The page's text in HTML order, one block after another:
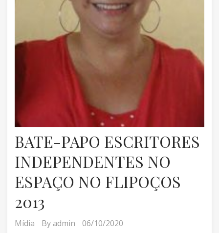
BATE-PAPO ESCRITORES
INDEPENDENTES NO
ESPAÇO NO FLIPOÇOS
2013
Mídia Byadmin 06/10/2020